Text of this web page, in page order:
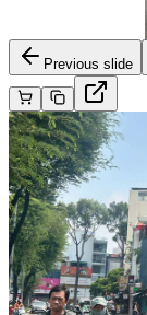
Previous slide